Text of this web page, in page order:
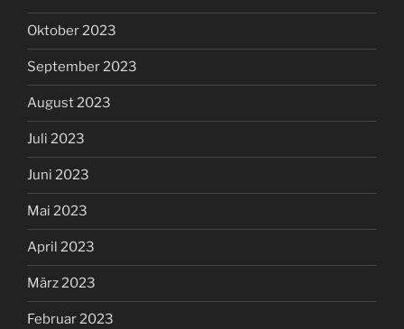
Oktober 2023
September 2023
August 2023
Juli 2023
Juni 2023
Mai 2023
April 2023
März 2023
Februar 2023